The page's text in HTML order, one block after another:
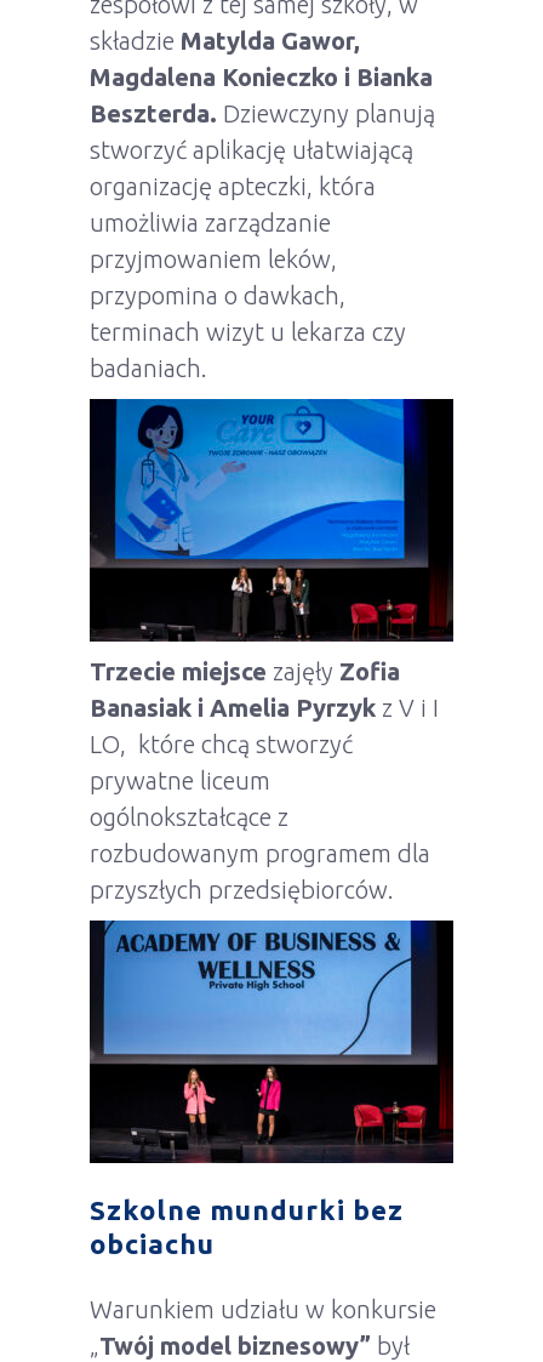
składzie Matylda Gawor,
Magdalena Konieczko i Bianka
Beszterda. Dziewczyny planują
stworzyć aplikację ułatwiającą
organizację apteczki, która
umożliwia zarządzanie
przyjmowaniem leków,
przypomina o dawkach,
terminach wizyt u lekarza czy
badaniach.
Trzecie miejsce zajęły Zofia
Banasiak i Amelia Pyrzyk z V i I
LO, które chcą stworzyć
prywatne liceum
ogólnokształcące z
rozbudowanym programem dla
przyszłych przedsiębiorców.
Szkolne mundurki bez
obciachu
Warunkiem udziału w konkursie
„Twój model biznesowy” był